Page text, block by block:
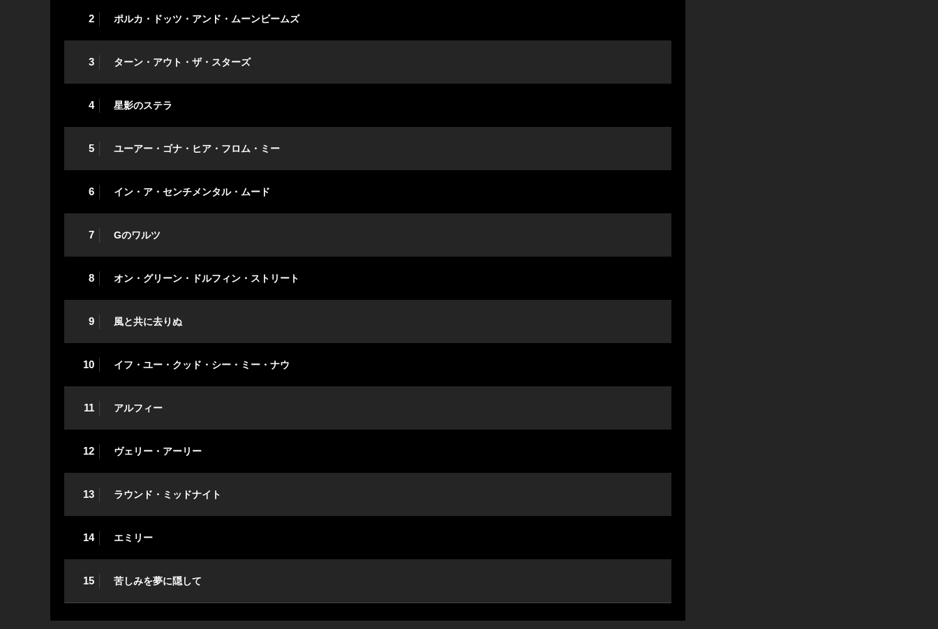
2 ポルカ・ドッツ・アンド・ムーンビームズ
3 ターン・アウト・ザ・スターズ
4 星影のステラ
5 ユーアー・ゴナ・ヒア・フロム・ミー
6 イン・ア・センチメンタル・ムード
7 Gのワルツ
8 オン・グリーン・ドルフィン・ストリート
9 風と共に去りぬ
10 イフ・ユー・クッド・シー・ミー・ナウ
11 アルフィー
12 ヴェリー・アーリー
13 ラウンド・ミッドナイト
14 エミリー
15 苦しみを夢に隠して